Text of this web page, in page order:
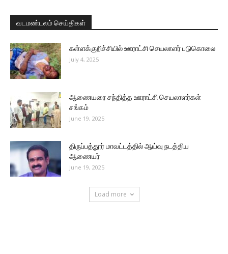
வடமண்டலம் செய்திகள்
கள்ளக்குறிச்சியில் ஊராட்சி செயலாளர் படுகொலை
July 4, 2025
ஆணையரை சந்தித்த ஊராட்சி செயலாளர்கள்
சங்கம்
June 19, 2025
திருப்பத்தூர் மாவட்டத்தில் ஆய்வு நடத்திய
ஆணையர்
June 19, 2025
Load more